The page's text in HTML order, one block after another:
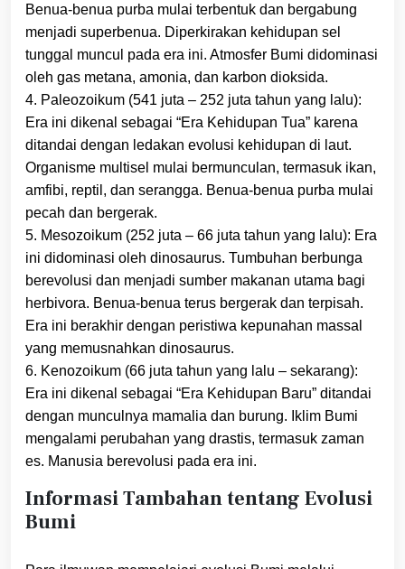
Benua-benua purba mulai terbentuk dan bergabung
menjadi superbenua. Diperkirakan kehidupan sel
tunggal muncul pada era ini. Atmosfer Bumi didominasi
oleh gas metana, amonia, dan karbon dioksida.
4. Paleozoikum (541 juta – 252 juta tahun yang lalu):
Era ini dikenal sebagai “Era Kehidupan Tua” karena
ditandai dengan ledakan evolusi kehidupan di laut.
Organisme multisel mulai bermunculan, termasuk ikan,
amfibi, reptil, dan serangga. Benua-benua purba mulai
pecah dan bergerak.
5. Mesozoikum (252 juta – 66 juta tahun yang lalu): Era
ini didominasi oleh dinosaurus. Tumbuhan berbunga
berevolusi dan menjadi sumber makanan utama bagi
herbivora. Benua-benua terus bergerak dan terpisah.
Era ini berakhir dengan peristiwa kepunahan massal
yang memusnahkan dinosaurus.
6. Kenozoikum (66 juta tahun yang lalu – sekarang):
Era ini dikenal sebagai “Era Kehidupan Baru” ditandai
dengan munculnya mamalia dan burung. Iklim Bumi
mengalami perubahan yang drastis, termasuk zaman
es. Manusia berevolusi pada era ini.
Informasi Tambahan tentang Evolusi
Bumi